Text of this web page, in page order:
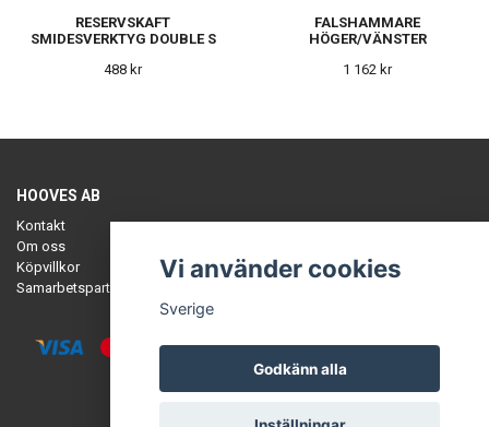
RESERVSKAFT
SMIDESVERKTYG DOUBLE S
488 kr
FALSHAMMARE
HÖGER/VÄNSTER
1 162 kr
HOOVES AB
Kontakt
Om oss
Köpvillkor
Samarbetspartners
Vi använder cookies
Sverige
Godkänn alla